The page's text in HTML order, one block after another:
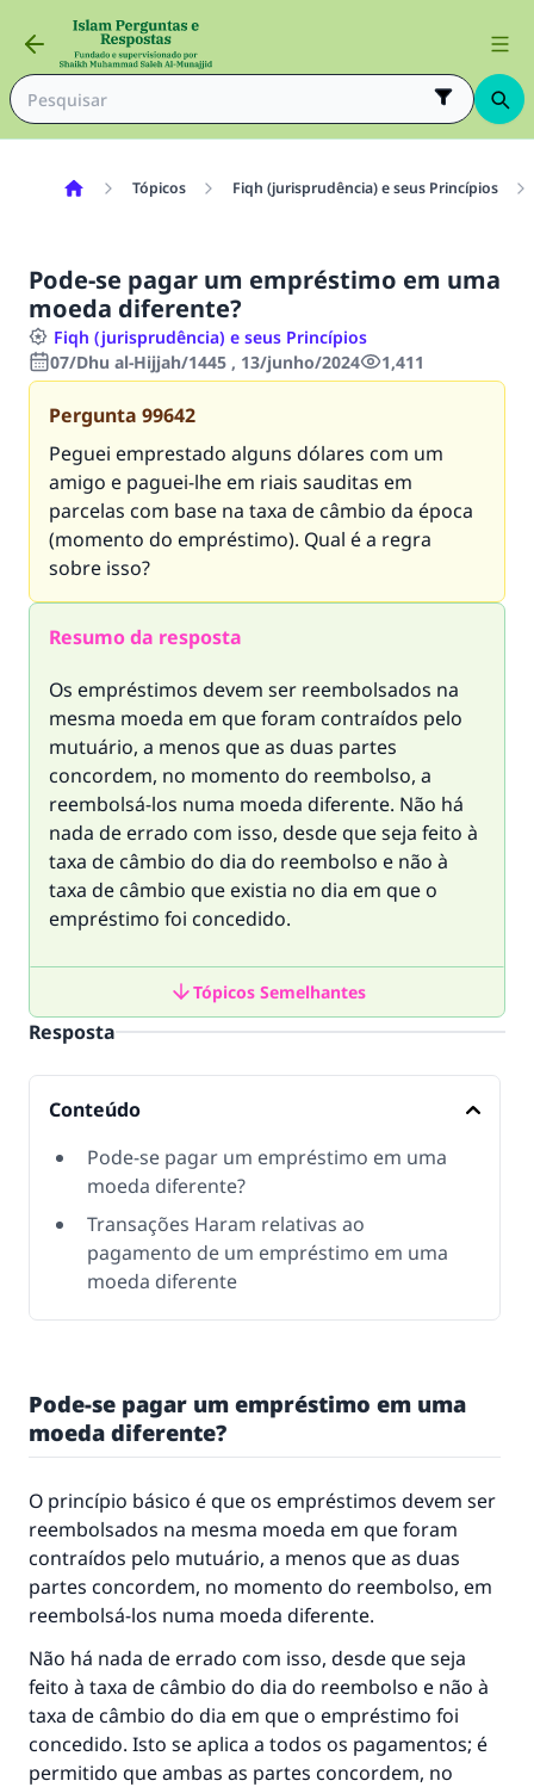
Tópicos Fiqh (jurisprudência) e seus Princípios
Pode-se pagar um empréstimo em uma
moeda diferente?
Fiqh (jurisprudência) e seus Princípios
07/Dhu al-Hijjah/1445 , 13/junho/2024
1,411
Pergunta 99642
Peguei emprestado alguns dólares com um
amigo e paguei-lhe em riais sauditas em
parcelas com base na taxa de câmbio da época
(momento do empréstimo). Qual é a regra
sobre isso?
Resumo da resposta
Os empréstimos devem ser reembolsados na
mesma moeda em que foram contraídos pelo
mutuário, a menos que as duas partes
concordem, no momento do reembolso, a
reembolsá-los numa moeda diferente. Não há
nada de errado com isso, desde que seja feito à
taxa de câmbio do dia do reembolso e não à
taxa de câmbio que existia no dia em que o
empréstimo foi concedido.
Tópicos Semelhantes
Resposta
Conteúdo
Pode-se pagar um empréstimo em uma
moeda diferente?
Transações Haram relativas ao
pagamento de um empréstimo em uma
moeda diferente
Pode-se pagar um empréstimo em uma
moeda diferente?
O princípio básico é que os empréstimos devem ser
reembolsados na mesma moeda em que foram
contraídos pelo mutuário, a menos que as duas
partes concordem, no momento do reembolso, em
reembolsá-los numa moeda diferente.
Não há nada de errado com isso, desde que seja
feito à taxa de câmbio do dia do reembolso e não à
taxa de câmbio do dia em que o empréstimo foi
concedido. Isto se aplica a todos os pagamentos; é
permitido que ambas as partes concordem, no